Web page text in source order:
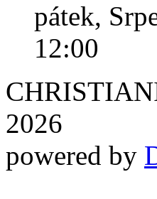
pátek,
12:00
2026
powered by